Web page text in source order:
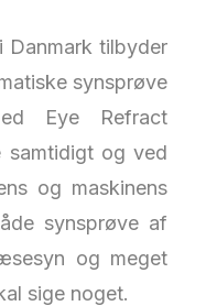
Danmark tilbyder
synsprøve
Eye Refract
samtidigt og ved
og maskinens
synsprøve af
og meget
sige noget.